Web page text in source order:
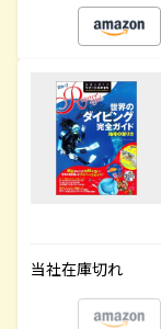
当社在庫切れ